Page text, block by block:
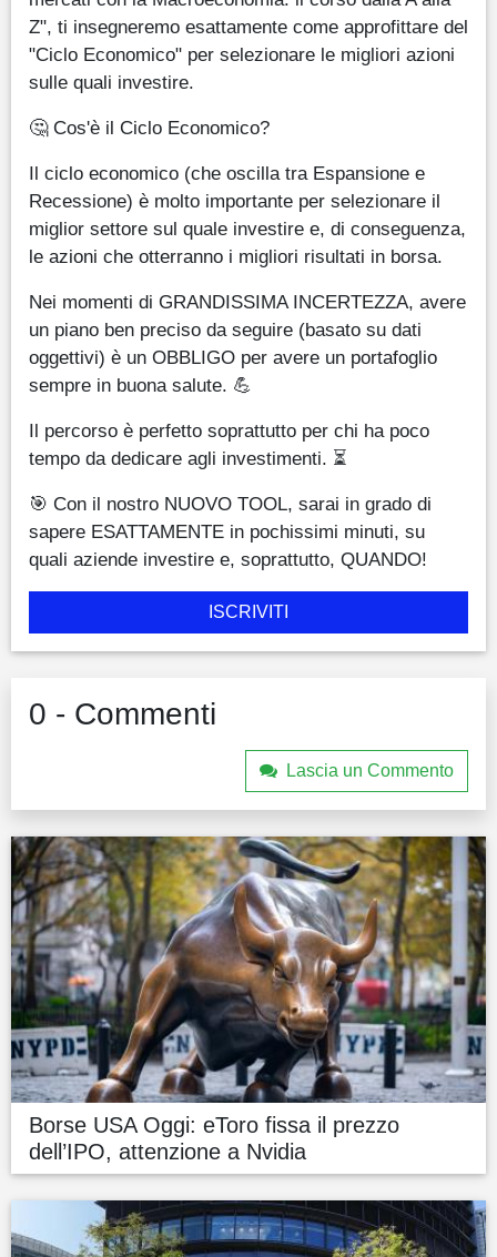
Z", ti insegneremo esattamente come approfittare del
"Ciclo Economico" per selezionare le migliori azioni
sulle quali investire.
🤔 Cos'è il Ciclo Economico?
Il ciclo economico (che oscilla tra Espansione e
Recessione) è molto importante per selezionare il
miglior settore sul quale investire e, di conseguenza,
le azioni che otterranno i migliori risultati in borsa.
Nei momenti di GRANDISSIMA INCERTEZZA, avere
un piano ben preciso da seguire (basato su dati
oggettivi) è un OBBLIGO per avere un portafoglio
sempre in buona salute. 💪
Il percorso è perfetto soprattutto per chi ha poco
tempo da dedicare agli investimenti. ⏳
🎯 Con il nostro NUOVO TOOL, sarai in grado di
sapere ESATTAMENTE in pochissimi minuti, su
quali aziende investire e, soprattutto, QUANDO!
ISCRIVITI
0 - Commenti
Lascia un Commento
Borse USA Oggi: eToro fissa il prezzo
dell’IPO, attenzione a Nvidia